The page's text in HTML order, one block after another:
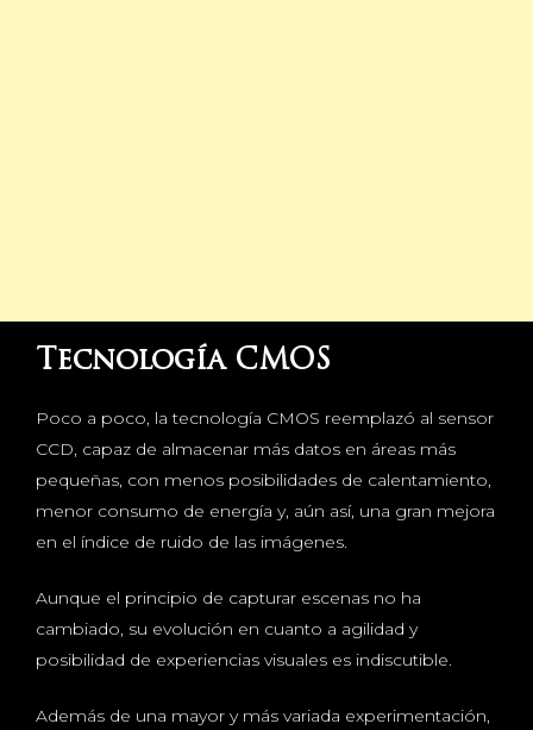
Tecnología CMOS
Poco a poco, la tecnología CMOS reemplazó al sensor
CCD, capaz de almacenar más datos en áreas más
pequeñas, con menos posibilidades de calentamiento,
menor consumo de energía y, aún así, una gran mejora
en el índice de ruido de las imágenes.
Aunque el principio de capturar escenas no ha
cambiado, su evolución en cuanto a agilidad y
posibilidad de experiencias visuales es indiscutible.
Además de una mayor y más variada experimentación,